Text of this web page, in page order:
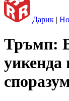
Дарик |
Тръмп: